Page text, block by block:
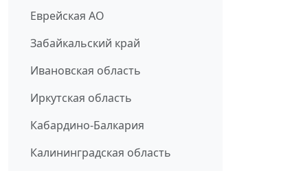
Еврейская АО
Забайкальский край
Ивановская область
Иркутская область
Кабардино-Балкария
Калининградская область